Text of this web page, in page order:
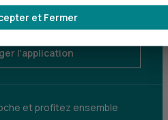
l'application
et profitez ensemble
et Fermer